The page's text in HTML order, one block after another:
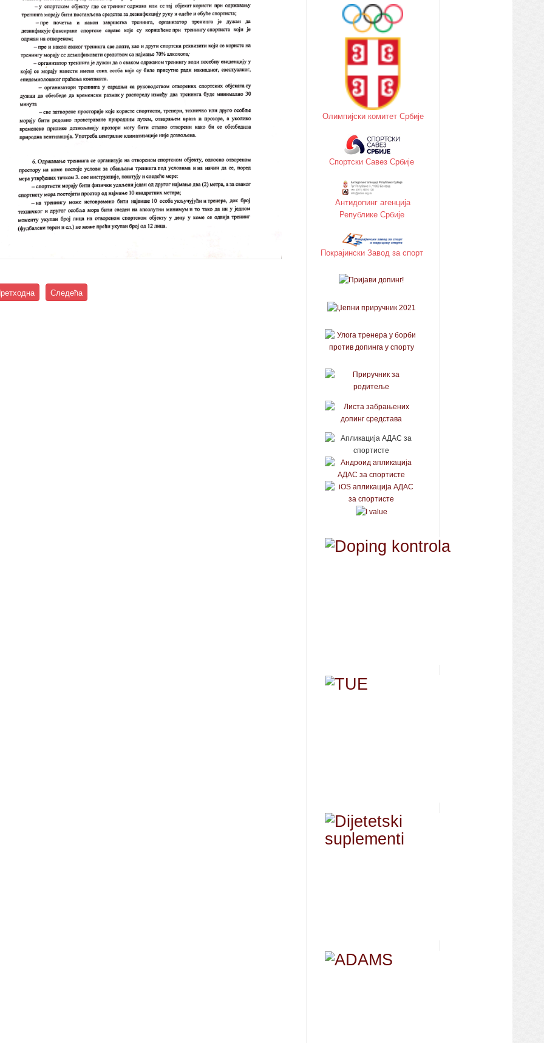
Следећа
Олимпијски комитет Србије
Спортски Савез Србије
Антидопинг агенција
Републике Србије
Покрајински Завод за спорт